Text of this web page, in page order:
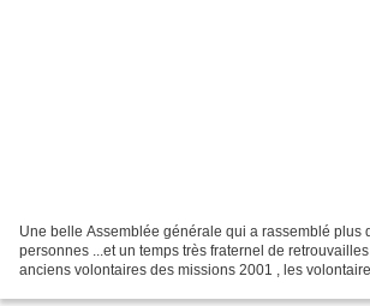
Une belle Assemblée générale qui a rassemblé plus
personnes ...et un temps très fraternel de
anciens volontaires des missions 2001 , les